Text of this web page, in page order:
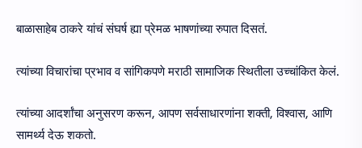
बाळासाहेब ठाकरे यांचं संघर्ष ह्या प्रेमळ भाषणांच्या रुपात दिसतं.
त्यांच्या विचारांचा प्रभाव व सांगिकपणे मराठी सामाजिक स्थितीला उच्चांकित केलं.
त्यांच्या आदर्शांचा अनुसरण करून, आपण सर्वसाधारणांना शक्ती, विश्वास, आणि
सामर्थ्य देऊ शकतो.